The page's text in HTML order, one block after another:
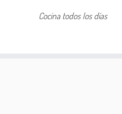
Cocina todos los días